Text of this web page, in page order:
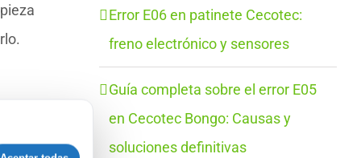
Error E06 en patinete Cecotec:
freno electrónico y sensores
Guía completa sobre el error E05
en Cecotec Bongo: Causas y
soluciones definitivas